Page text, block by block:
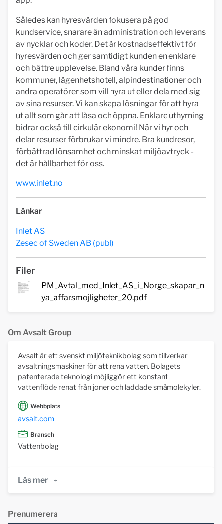
Således kan hyresvärden fokusera på god
kundservice, snarare än administration och leverans
av nycklar och koder. Det är kostnadseffektivt för
hyresvärden och ger samtidigt kunden en enklare
och bättre upplevelse. Bland våra kunder finns
kommuner, lägenhetshotell, alpindestinationer och
andra operatörer som vill hyra ut eller dela med sig
av sina resurser. Vi kan skapa lösningar för att hyra
ut allt som går att låsa och öppna. Enklare uthyrning
bidrar också till cirkulär ekonomi! När vi hyr och
delar resurser förbrukar vi mindre. Bra kundresor,
förbättrad lönsamhet och minskat miljöavtryck -
det är hållbarhet för oss.
www.inlet.no
Länkar
Inlet AS
Zesec of Sweden AB (publ)
Filer
PM_Avtal_med_Inlet_AS_i_Norge_skapar_n
ya_affarsmojligheter_20.pdf
Om Avsalt Group
Avsalt är ett svenskt miljöteknikbolag som tillverkar
avsaltningsmaskiner för att rena vatten. Bolagets
patenterade teknologi möjliggör ett konstant
vattenflöde renat från joner och laddade småmolekyler.
Webbplats
avsalt.com
Bransch
Vattenbolag
Läs mer
Prenumerera